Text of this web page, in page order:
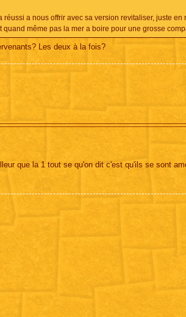
a nous offrir avec sa version revitaliser, juste en
même pas la mer a boire pour une grosse
Les deux à la fois?
que la 1 tout se qu'on dit c'est qu'ils se sont